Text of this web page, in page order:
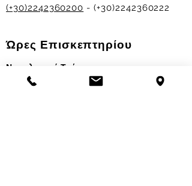
(+30)2242360200 - (+30)2242360222
Ώρες Επισκεπτηρίου
Νοσηλευτικά Τμήματα
Χειμερινό ωράριο: 11.00-13.00
17.30-19.30